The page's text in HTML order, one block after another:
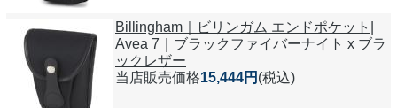
Billingham｜ビリンガム エンドポケット|
Avea 7｜ブラックファイバーナイト x ブラ
ックレザー
当店販売価格15,444円 (税込)